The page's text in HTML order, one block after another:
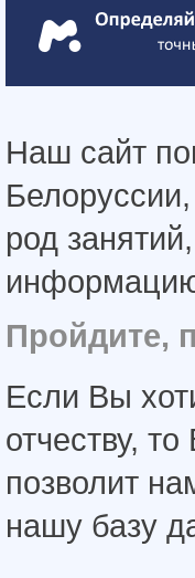
Наш сайт
род
информацию
Пройдите,
Если Вы
отчеству,
позволит
нашу базу